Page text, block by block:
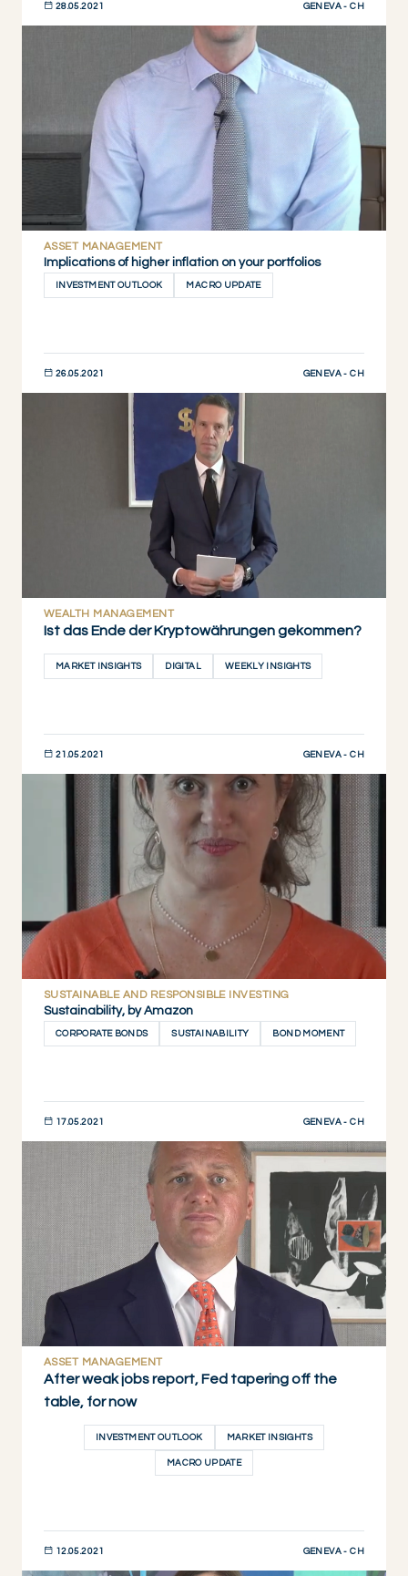
28.05.2021 GENEVA - CH
ASSET MANAGEMENT
Implications of higher inflation on your portfolios
INVESTMENT OUTLOOK MACRO UPDATE
26.05.2021 GENEVA - CH
JETZT ENTDECKEN
WEALTH MANAGEMENT
Ist das Ende der Kryptowährungen gekommen?
MARKET INSIGHTS DIGITAL WEEKLY INSIGHTS
21.05.2021 GENEVA - CH
JETZT ENTDECKEN
SUSTAINABLE AND RESPONSIBLE INVESTING
Sustainability, by Amazon
CORPORATE BONDS SUSTAINABILITY BOND MOMENT
17.05.2021 GENEVA - CH
JETZT ENTDECKEN
ASSET MANAGEMENT
After weak jobs report, Fed tapering off the
table, for now
INVESTMENT OUTLOOK MARKET INSIGHTS
MACRO UPDATE
12.05.2021 GENEVA - CH